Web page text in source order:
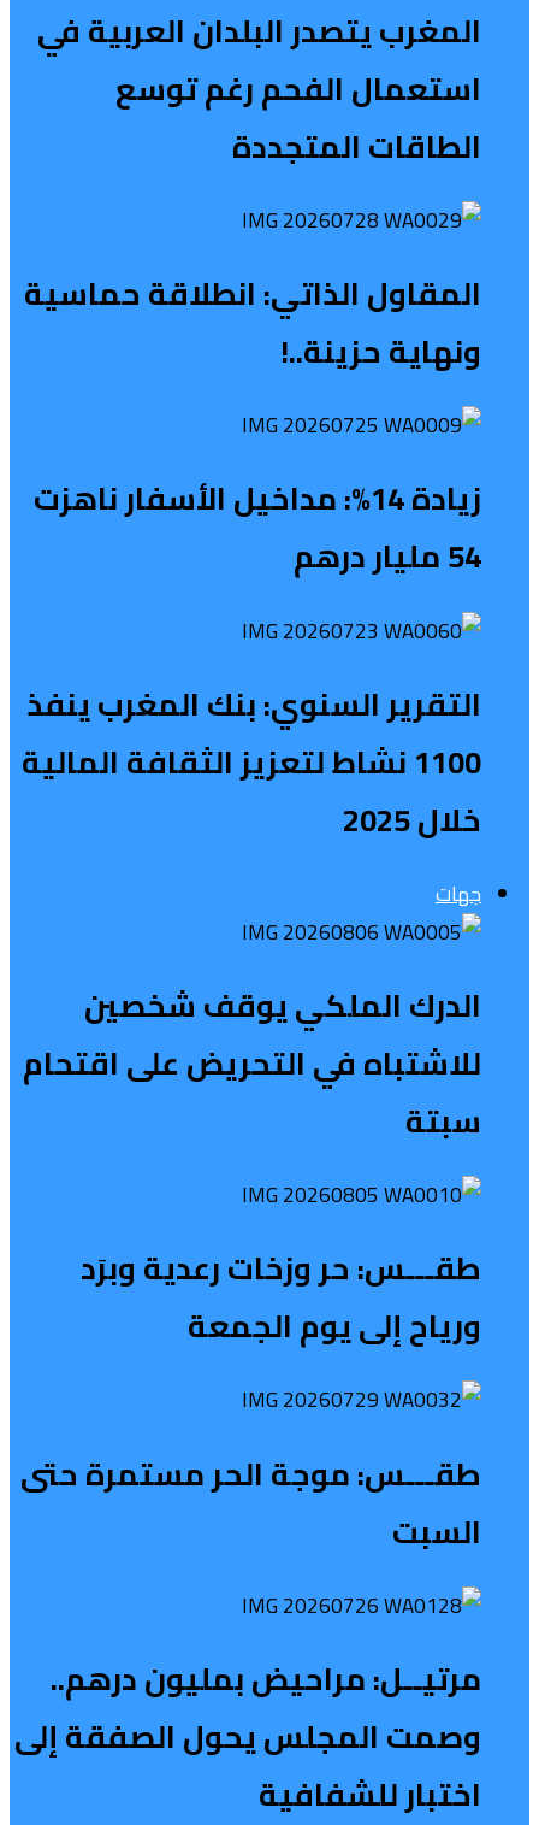
المغرب يتصدر البلدان العربية في
استعمال الفحم رغم توسع
الطاقات المتجددة
المقاول الذاتي: انطلاقة حماسية
ونهاية حزينة..!
زيادة 14%: مداخيل الأسفار ناهزت
54 مليار درهم
التقرير السنوي: بنك المغرب ينفذ
1100 نشاط لتعزيز الثقافة المالية
خلال 2025
جهات
الدرك الملكي يوقف شخصين
للاشتباه في التحريض على اقتحام
سبتة
طقـــس: حر وزخات رعدية وبرَد
ورياح إلى يوم الجمعة
طقـــس: موجة الحر مستمرة حتى
السبت
مرتيــل: مراحيض بمليون درهم..
وصمت المجلس يحول الصفقة إلى
اختبار للشفافية